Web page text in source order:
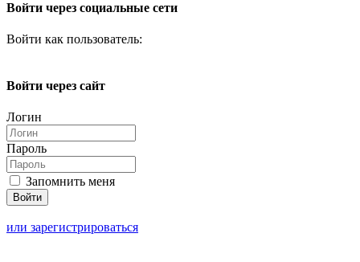
Войти через социальные сети
Войти как пользователь:
Войти через сайт
Логин
Пароль
Запомнить меня
или зарегистрироваться